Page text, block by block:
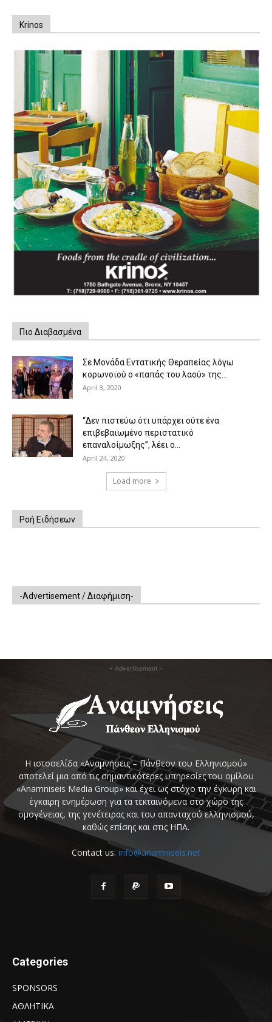
Krinos
Πιο Διαβασμένα
Σε Μονάδα Εντατικής Θεραπείας λόγω
κορωνοϊού ο «παπάς του λαού» της...
April 3, 2020
“Δεν πιστεύω ότι υπάρχει ούτε ένα
επιβεβαιωμένο περιστατικό
επαναλοίμωξης”, λέει ο...
April 24, 2020
Load more
Ροή Ειδήσεων
-Advertisement / Διαφήμιση-
- Advertisement -
Η ιστοσελίδα «Αναμνήσεις – Πάνθεον του Ελληνισμού»
αποτελεί μια από τις σημαντικότερες υπηρεσίες του ομίλου
«Anamniseis Media Group» και έχει ως στόχο την έγκυρη και
έγκαιρη ενημέρωση για τα τεκταινόμενα στο χώρο της
ομογένειας, της γενέτειρας και του απανταχού ελληνισμού,
καθώς επίσης και στις ΗΠΑ.
Contact us: info@anamniseis.net
Categories
SPONSORS
ΑΘΛΗΤΙΚΑ